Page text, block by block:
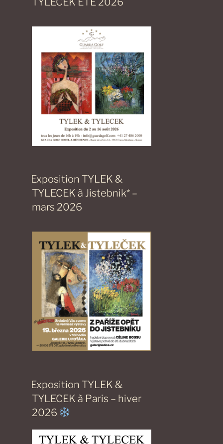
Exposition TYLEK &
TYLECEK à Jistebnik* –
mars 2026
Exposition TYLEK &
TYLECEK à Paris – hiver
2026